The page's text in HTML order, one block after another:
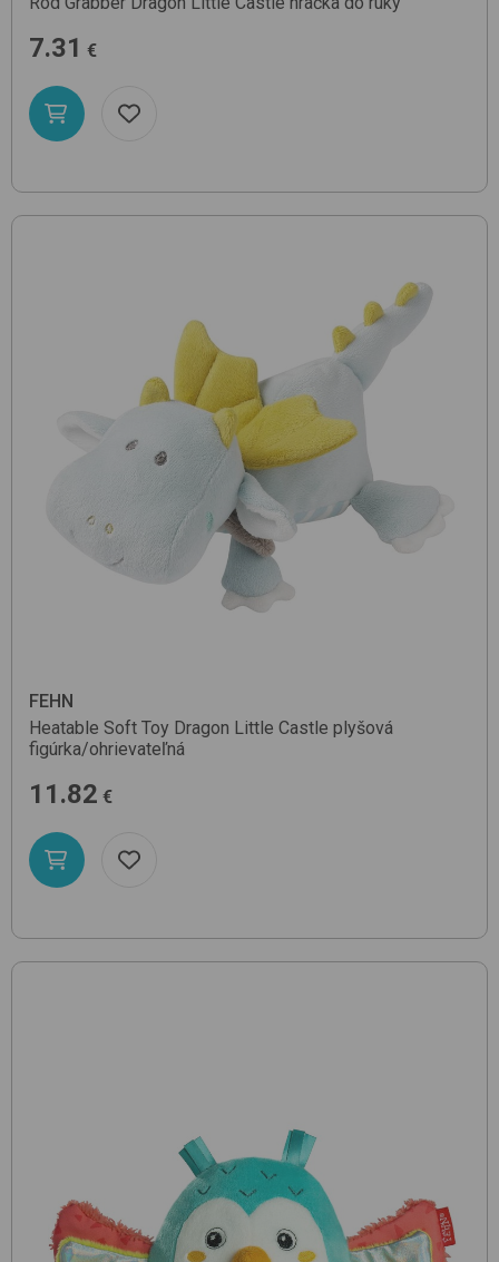
7.31 €
FEHN
Heatable Soft Toy Dragon Little Castle plyšová
figúrka/ohrievateľná
11.82 €